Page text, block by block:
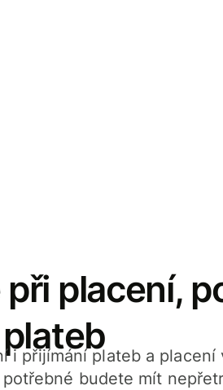
placení,
i přijímání plateb a
budete mít